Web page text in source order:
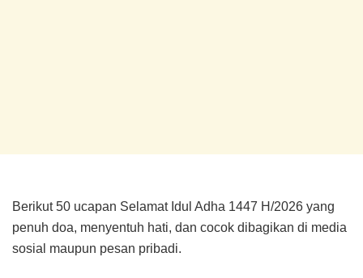
Berikut 50 ucapan Selamat Idul Adha 1447 H/2026 yang
penuh doa, menyentuh hati, dan cocok dibagikan di media
sosial maupun pesan pribadi.